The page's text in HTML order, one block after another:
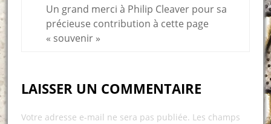
Un grand merci à Philip Cleaver pour sa
précieuse contribution à cette page
« souvenir »
LAISSER UN COMMENTAIRE
Votre adresse e-mail ne sera pas publiée. Les champs